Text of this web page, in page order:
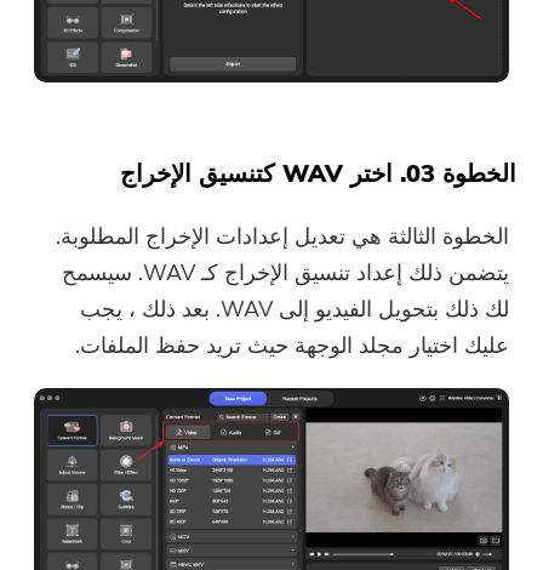
الخطوة 03. اختر WAV كتنسيق الإخراج
الخطوة الثالثة هي تعديل إعدادات الإخراج المطلوبة.
يتضمن ذلك إعداد تنسيق الإخراج كـ WAV. سيسمح
لك ذلك بتحويل الفيديو إلى WAV. بعد ذلك ، يجب
عليك اختيار مجلد الوجهة حيث تريد حفظ الملفات.